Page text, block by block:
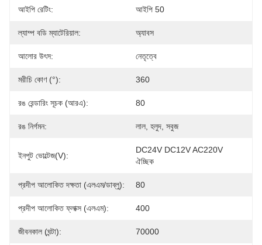
আইপি রেটিং: আইপি 50
ল্যাম্প বডি ম্যাটেরিয়াল: অ্যাবস
আলোর উৎস: নেতৃত্বে
মরীচি কোণ (°): 360
রঙ রেন্ডারিং সূচক (আরএ): 80
রঙ নির্গমন: লাল, হলুদ, সবুজ
ইনপুট ভোল্টেজ(V):
DC24V DC12V AC220V
ঐচ্ছিক
প্রদীপ আলোকিত দক্ষতা (এলএম/ডাব্লু): 80
প্রদীপ আলোকিত ফ্লাক্স (এলএম): 400
জীবনকাল (ঘন্টা): 70000